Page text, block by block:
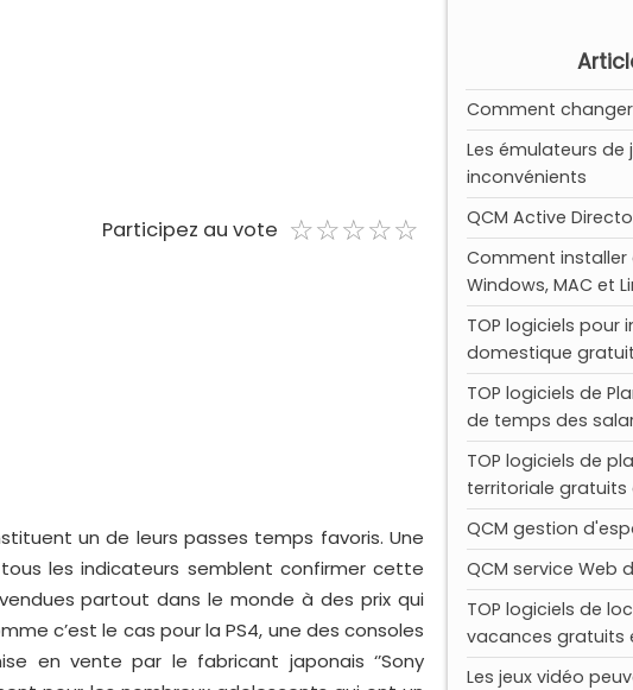
Comment changer
Les émulateurs de
inconvénients
QCM Active
Comment installer
Windows, MAC et
TOP logiciels pour
domestique
TOP logiciels de
de temps des
TOP logiciels de
territoriale
QCM gestion
QCM service Web
TOP logiciels de
vacances gratuits
Les jeux vidéo
Participez au vote ☆☆☆☆☆
★★★★★
un de leurs passes temps favoris. Une
les indicateurs semblent confirmer cette
partout dans le monde à des prix qui
c’est le cas pour la PS4, une des consoles
en vente par le fabricant japonais ‘’Sony